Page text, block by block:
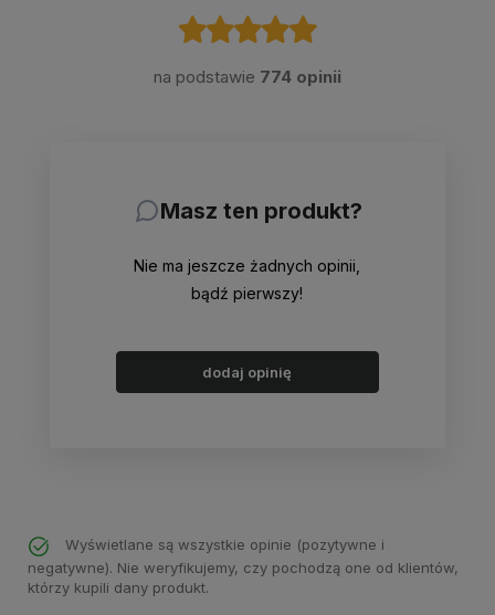
na podstawie 774 opinii
Masz ten produkt?
Nie ma jeszcze żadnych opinii,
bądź pierwszy!
dodaj opinię
Wyświetlane są wszystkie opinie (pozytywne i
negatywne). Nie weryfikujemy, czy pochodzą one od klientów,
którzy kupili dany produkt.